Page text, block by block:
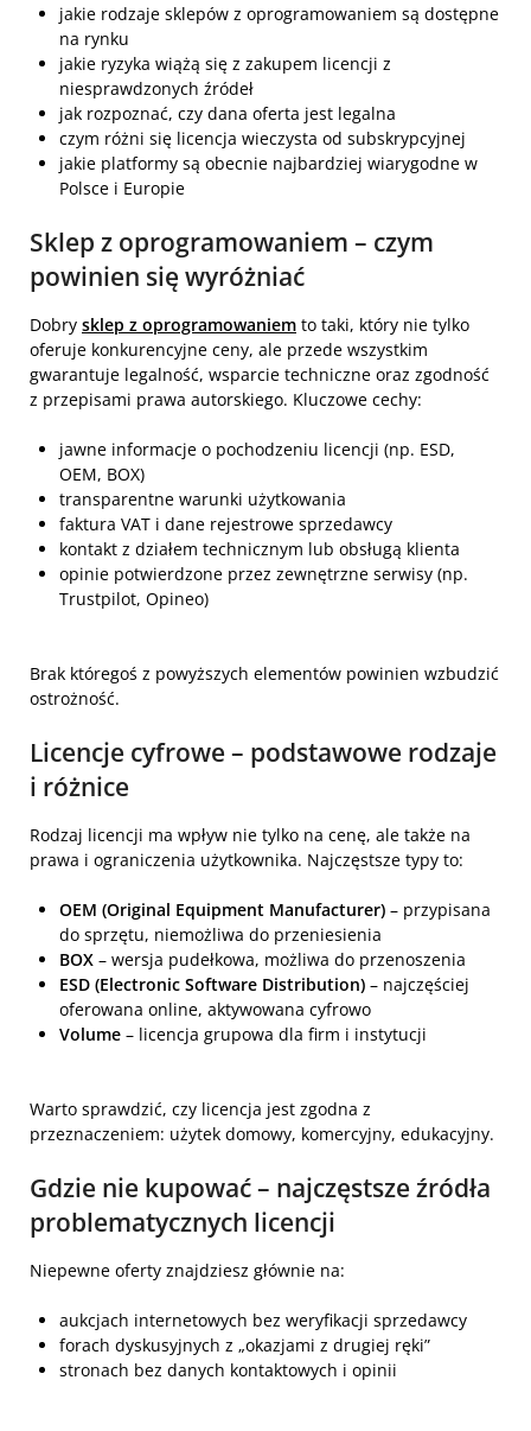
jakie rodzaje sklepów z oprogramowaniem są dostępne
na rynku
jakie ryzyka wiążą się z zakupem licencji z
niesprawdzonych źródeł
jak rozpoznać, czy dana oferta jest legalna
czym różni się licencja wieczysta od subskrypcyjnej
jakie platformy są obecnie najbardziej wiarygodne w
Polsce i Europie
Sklep z oprogramowaniem – czym
powinien się wyróżniać
Dobry sklep z oprogramowaniem to taki, który nie tylko
oferuje konkurencyjne ceny, ale przede wszystkim
gwarantuje legalność, wsparcie techniczne oraz zgodność
z przepisami prawa autorskiego. Kluczowe cechy:
jawne informacje o pochodzeniu licencji (np. ESD,
OEM, BOX)
transparentne warunki użytkowania
faktura VAT i dane rejestrowe sprzedawcy
kontakt z działem technicznym lub obsługą klienta
opinie potwierdzone przez zewnętrzne serwisy (np.
Trustpilot, Opineo)
Brak któregoś z powyższych elementów powinien wzbudzić
ostrożność.
Licencje cyfrowe – podstawowe rodzaje
i różnice
Rodzaj licencji ma wpływ nie tylko na cenę, ale także na
prawa i ograniczenia użytkownika. Najczęstsze typy to:
OEM (Original Equipment Manufacturer) – przypisana
do sprzętu, niemożliwa do przeniesienia
BOX – wersja pudełkowa, możliwa do przenoszenia
ESD (Electronic Software Distribution) – najczęściej
oferowana online, aktywowana cyfrowo
Volume – licencja grupowa dla firm i instytucji
Warto sprawdzić, czy licencja jest zgodna z
przeznaczeniem: użytek domowy, komercyjny, edukacyjny.
Gdzie nie kupować – najczęstsze źródła
problematycznych licencji
Niepewne oferty znajdziesz głównie na:
aukcjach internetowych bez weryfikacji sprzedawcy
forach dyskusyjnych z „okazjami z drugiej ręki”
stronach bez danych kontaktowych i opinii